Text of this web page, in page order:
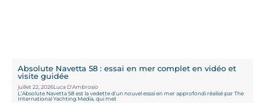
Absolute Navetta 58 : essai en mer complet en vidéo et
visite guidée
juillet 22, 2026Luca D'Ambrosio
L’Absolute Navetta 58 est la vedette d’un nouvel essai en mer approfondi réalisé par The
International Yachting Media, qui met